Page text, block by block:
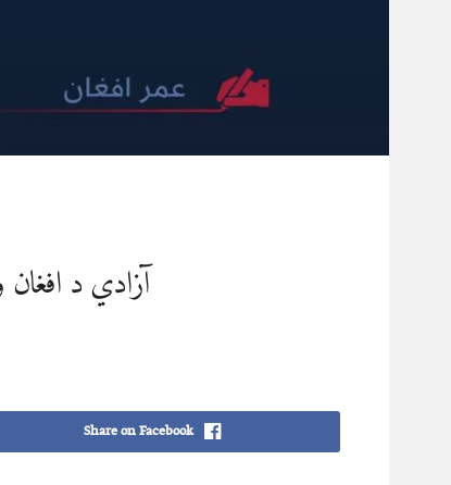
آزادي د
Share on Facebook